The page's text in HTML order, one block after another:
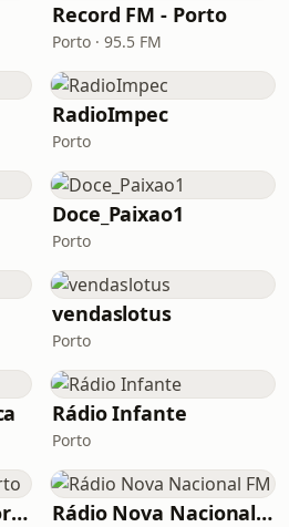
Record FM - Porto
Porto · 95.5 FM
RadioImpec
Porto
Doce_Paixao1
Porto
vendaslotus
Porto
Rádio Infante
Porto
Radio Amigos Do Porto Rádio Nova Nacional FM